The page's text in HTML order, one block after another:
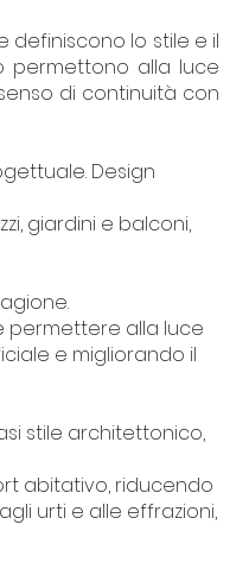
definiscono lo stile e il
permettono alla luce
di continuità con
Design
giardini e balconi,
permettere alla luce
e migliorando il
stile architettonico,
abitativo, riducendo
urti e alle effrazioni,